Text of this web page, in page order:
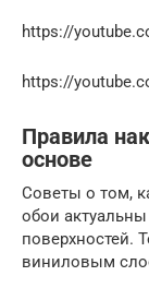
https://
https://
Правила
основе
Советы о том,
обои
поверхностей.
виниловым